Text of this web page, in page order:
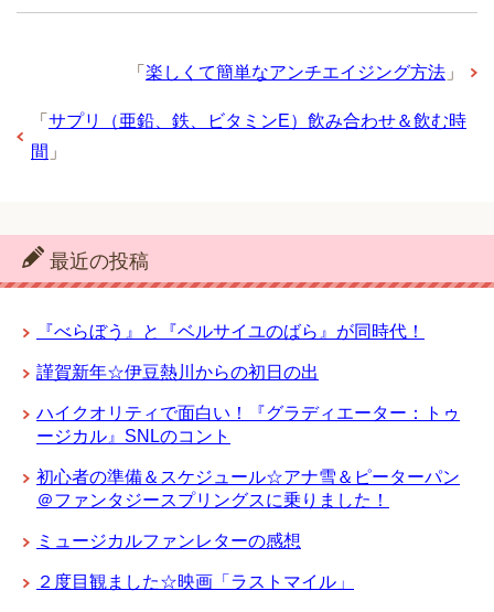
「 楽しくて簡単なアンチエイジング方法 」
「 サプリ（亜鉛、鉄、ビタミンE）飲み合わせ＆飲む時
間 」
最近の投稿
『べらぼう』と『ベルサイユのばら』が同時代！
謹賀新年☆伊豆熱川からの初日の出
ハイクオリティで面白い！『グラディエーター：トゥ
ージカル』SNLのコント
初心者の準備＆スケジュール☆アナ雪＆ピーターパン
＠ファンタジースプリングスに乗りました！
ミュージカルファンレターの感想
２度目観ました☆映画「ラストマイル」